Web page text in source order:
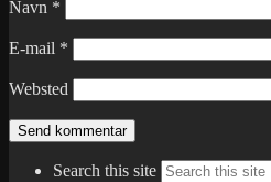
Navn *
E-mail *
Websted
Search this site